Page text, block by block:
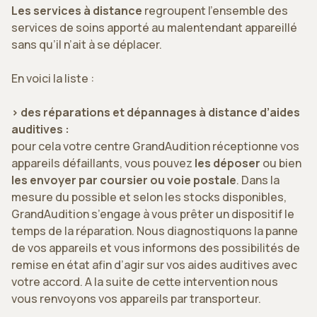
Les services à distance regroupent l’ensemble des
services de soins apporté au malentendant appareillé
sans qu’il n’ait à se déplacer.
En voici la liste :
> des réparations et dépannages à distance d’aides
auditives :
pour cela votre centre GrandAudition réceptionne vos
appareils défaillants, vous pouvez les déposer ou bien
les envoyer par coursier ou voie postale. Dans la
mesure du possible et selon les stocks disponibles,
GrandAudition s’engage à vous prêter un dispositif le
temps de la réparation. Nous diagnostiquons la panne
de vos appareils et vous informons des possibilités de
remise en état afin d’agir sur vos aides auditives avec
votre accord. A la suite de cette intervention nous
vous renvoyons vos appareils par transporteur.